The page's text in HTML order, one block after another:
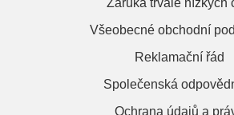
Všeobecné obchodní
Reklamační řád
Společenská
Ochrana údajů a